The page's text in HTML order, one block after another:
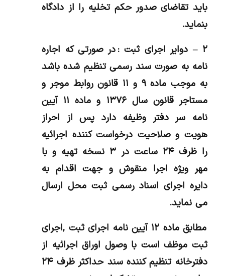
باید تقاضای صدور حکم تخلیه را از دادگاه
بنماید.
۲ – دوایر اجرای ثبت : در صورتی که اجاره
نامه به صورت سند رسمی تنظیم شده باشد
به موجب ماده ۹ و ۱۱ قانون روابط موجر و
مستاجر قانون سال ۱۳۷۶ و ماده ۱۱ آیین
نامه سر دفتر وظیفه دارد پس از احراز
هویت و صلاحیت درخواست کننده اجرائیه
را ظرف ۲۴ ساعت در ۳ نسخه تهیه و با
مهر ویژه اجرا منقوش و جهت اقدام به
دایره اجرای اسناد رسمی ثبت محل ارسال
می نماید.
مطابق ماده ۱۲ آیین نامه اجرای ثبت ,اجرای
ثبت موظف است با وصول اوراق اجرائیه از
دفترخانه تنظیم کننده سند حداکثر ظرف ۲۴